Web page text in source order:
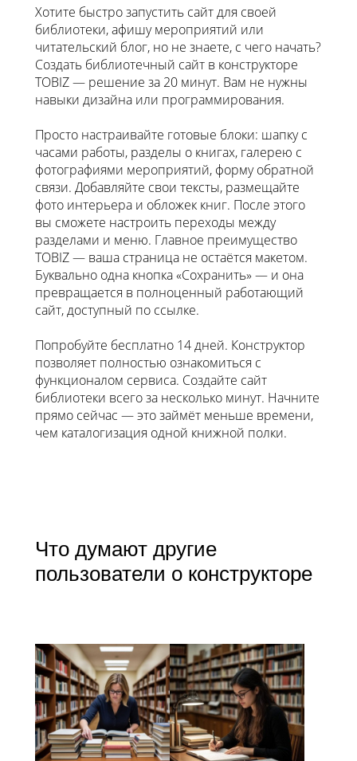
Хотите быстро запустить сайт для своей
библиотеки, афишу мероприятий или
читательский блог, но не знаете, с чего начать?
Создать библиотечный сайт в конструкторе
TOBIZ — решение за 20 минут. Вам не нужны
навыки дизайна или программирования.
Просто настраивайте готовые блоки: шапку с
часами работы, разделы о книгах, галерею с
фотографиями мероприятий, форму обратной
связи. Добавляйте свои тексты, размещайте
фото интерьера и обложек книг. После этого
вы сможете настроить переходы между
разделами и меню. Главное преимущество
TOBIZ — ваша страница не остаётся макетом.
Буквально одна кнопка «Сохранить» — и она
превращается в полноценный работающий
сайт, доступный по ссылке.
Попробуйте бесплатно 14 дней. Конструктор
позволяет полностью ознакомиться с
функционалом сервиса. Создайте сайт
библиотеки всего за несколько минут. Начните
прямо сейчас — это займёт меньше времени,
чем каталогизация одной книжной полки.
Что думают другие
пользователи о конструкторе